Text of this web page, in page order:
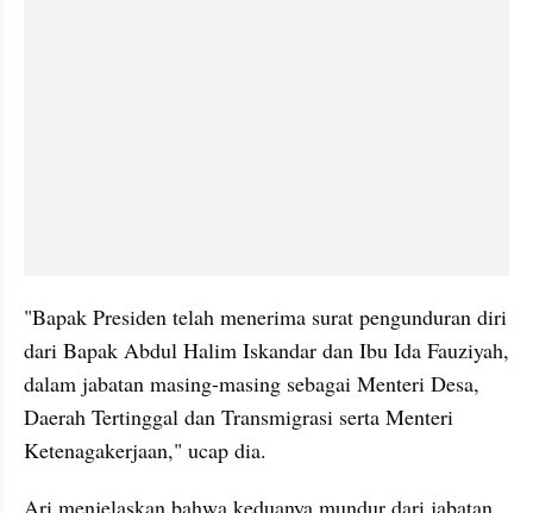
"Bapak Presiden telah menerima surat pengunduran diri
dari Bapak Abdul Halim Iskandar dan Ibu Ida Fauziyah,
dalam jabatan masing-masing sebagai Menteri Desa,
Daerah Tertinggal dan Transmigrasi serta Menteri
Ketenagakerjaan," ucap dia.